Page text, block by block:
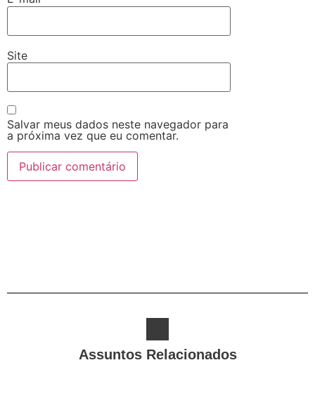
Site
Salvar meus dados neste navegador para
a próxima vez que eu comentar.
Assuntos Relacionados